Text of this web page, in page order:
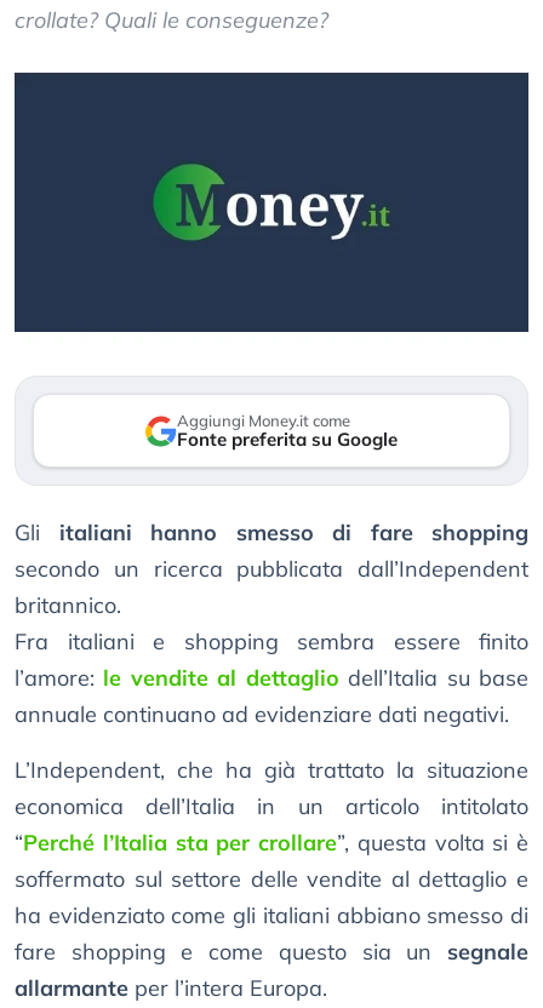
crollate? Quali le conseguenze?
Aggiungi Money.it come
Fonte preferita su Google
Gli italiani hanno smesso di fare shopping
secondo un ricerca pubblicata dall’Independent
britannico.
Fra italiani e shopping sembra essere finito
l’amore: le vendite al dettaglio dell’Italia su base
annuale continuano ad evidenziare dati negativi.
L’Independent, che ha già trattato la situazione
economica dell’Italia in un articolo intitolato
“Perché l’Italia sta per crollare”, questa volta si è
soffermato sul settore delle vendite al dettaglio e
ha evidenziato come gli italiani abbiano smesso di
fare shopping e come questo sia un segnale
allarmante per l’intera Europa.